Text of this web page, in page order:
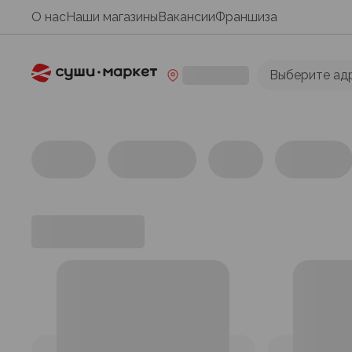
О насНаши магазиныВакансииФраншиза
Выберите